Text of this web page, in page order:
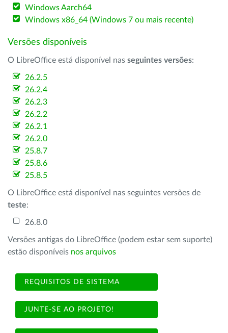
Windows Aarch64
Windows x86_64 (Windows 7 ou mais recente)
Versões disponíveis
O LibreOffice está disponível nas seguintes versões:
26.2.5
26.2.4
26.2.3
26.2.2
26.2.1
26.2.0
25.8.7
25.8.6
25.8.5
O LibreOffice está disponível nas seguintes versões de
teste:
26.8.0
Versões antigas do LibreOffice (podem estar sem suporte)
estão disponíveis nos arquivos
REQUISITOS DE SISTEMA
JUNTE-SE AO PROJETO!